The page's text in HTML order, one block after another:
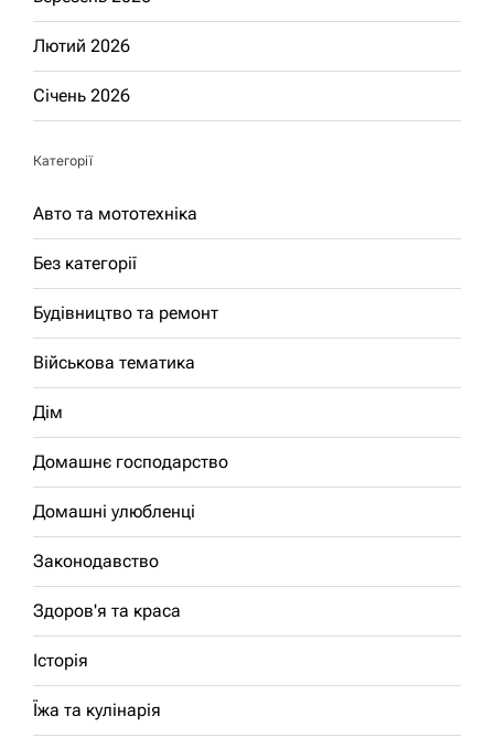
Лютий 2026
Січень 2026
Категорії
Авто та мототехніка
Без категорії
Будівництво та ремонт
Військова тематика
Дім
Домашнє господарство
Домашні улюбленці
Законодавство
Здоров'я та краса
Історія
Їжа та кулінарія